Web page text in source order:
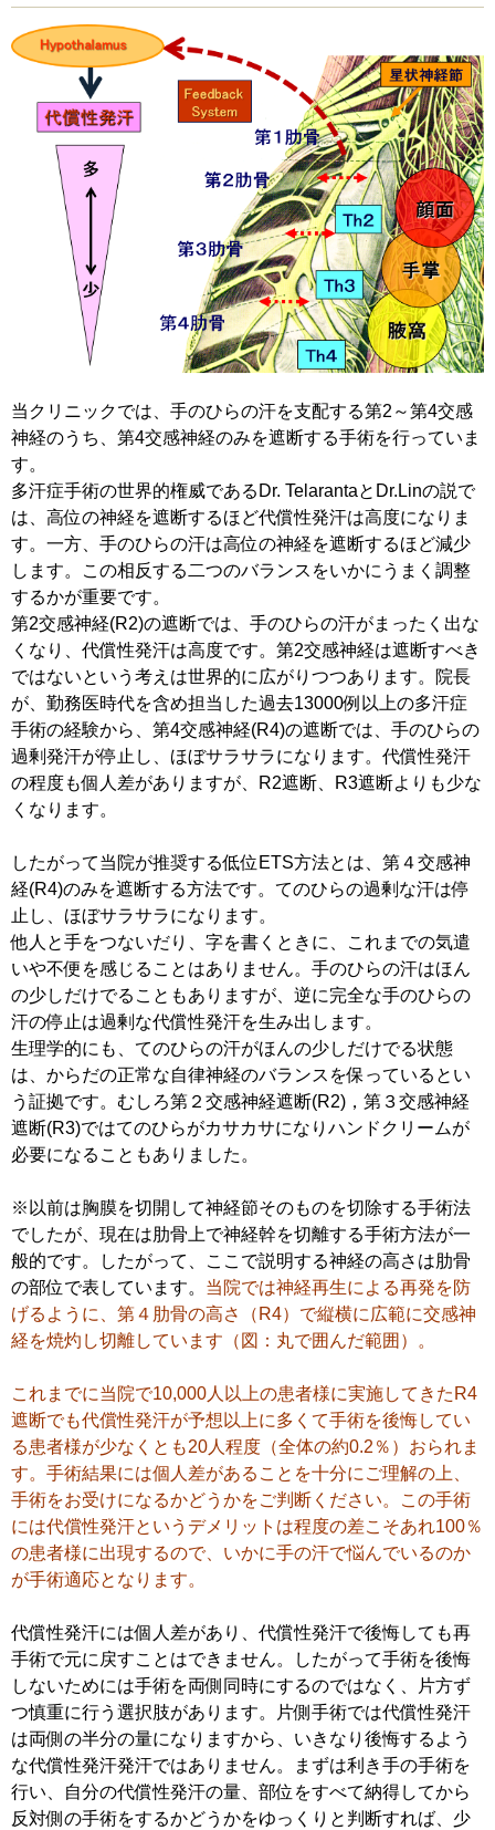
当クリニックでは、手のひらの汗を支配する第2～第4交感
神経のうち、第4交感神経のみを遮断する手術を行っていま
す。
多汗症手術の世界的権威であるDr. TelarantaとDr.Linの説で
は、高位の神経を遮断するほど代償性発汗は高度になりま
す。一方、手のひらの汗は高位の神経を遮断するほど減少
します。この相反する二つのバランスをいかにうまく調整
するかが重要です。
第2交感神経(R2)の遮断では、手のひらの汗がまったく出な
くなり、代償性発汗は高度です。第2交感神経は遮断すべき
ではないという考えは世界的に広がりつつあります。院長
が、勤務医時代を含め担当した過去13000例以上の多汗症
手術の経験から、第4交感神経(R4)の遮断では、手のひらの
過剰発汗が停止し、ほぼサラサラになります。代償性発汗
の程度も個人差がありますが、R2遮断、R3遮断よりも少な
くなります。
したがって当院が推奨する低位ETS方法とは、第４交感神
経(R4)のみを遮断する方法です。てのひらの過剰な汗は停
止し、ほぼサラサラになります。
他人と手をつないだり、字を書くときに、これまでの気遣
いや不便を感じることはありません。手のひらの汗はほん
の少しだけでることもありますが、逆に完全な手のひらの
汗の停止は過剰な代償性発汗を生み出します。
生理学的にも、てのひらの汗がほんの少しだけでる状態
は、からだの正常な自律神経のバランスを保っているとい
う証拠です。むしろ第２交感神経遮断(R2)，第３交感神経
遮断(R3)ではてのひらがカサカサになりハンドクリームが
必要になることもありました。
※以前は胸膜を切開して神経節そのものを切除する手術法
でしたが、現在は肋骨上で神経幹を切離する手術方法が一
般的です。したがって、ここで説明する神経の高さは肋骨
の部位で表しています。 当院では神経再生による再発を防
げるように、第４肋骨の高さ（R4）で縦横に広範に交感神
経を焼灼し切離しています（図：丸で囲んだ範囲）。
これまでに当院で10,000人以上の患者様に実施してきたR4
遮断でも代償性発汗が予想以上に多くて手術を後悔してい
る患者様が少なくとも20人程度（全体の約0.2％）おられま
す。手術結果には個人差があることを十分にご理解の上、
手術をお受けになるかどうかをご判断ください。この手術
には代償性発汗というデメリットは程度の差こそあれ100％
の患者様に出現するので、いかに手の汗で悩んでいるのか
が手術適応となります。
代償性発汗には個人差があり、代償性発汗で後悔しても再
手術で元に戻すことはできません。したがって手術を後悔
しないためには手術を両側同時にするのではなく、片方ず
つ慎重に行う選択肢があります。片側手術では代償性発汗
は両側の半分の量になりますから、いきなり後悔するよう
な代償性発汗発汗ではありません。まずは利き手の手術を
行い、自分の代償性発汗の量、部位をすべて納得してから
反対側の手術をするかどうかをゆっくりと判断すれば、少